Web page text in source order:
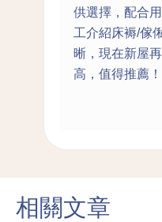
供選擇，配合
工介紹床褥/傢
晰，現在新屋
高，值得推薦！
相關文章